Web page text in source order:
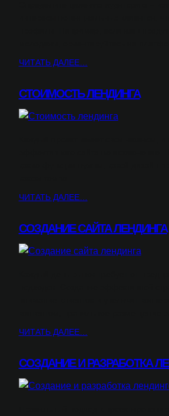
ЧИТАТЬ ДАЛЕЕ…
СТОИМОСТЬ ЛЕНДИНГА
ЧИТАТЬ ДАЛЕЕ…
СОЗДАНИЕ САЙТА ЛЕНДИНГА
ЧИТАТЬ ДАЛЕЕ…
СОЗДАНИЕ И РАЗРАБОТКА